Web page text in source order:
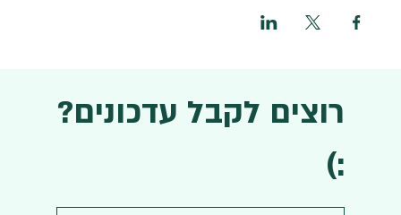
רוצים לקבל עדכונים?
:)